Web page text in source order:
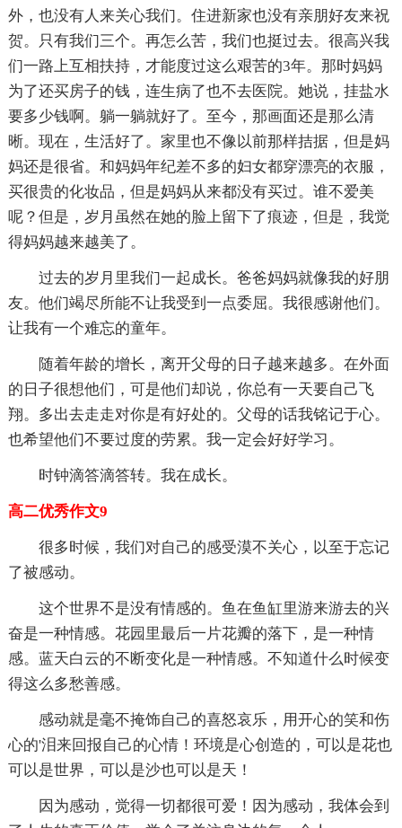
外，也没有人来关心我们。住进新家也没有亲朋好友来祝
贺。只有我们三个。再怎么苦，我们也挺过去。很高兴我
们一路上互相扶持，才能度过这么艰苦的3年。那时妈妈
为了还买房子的钱，连生病了也不去医院。她说，挂盐水
要多少钱啊。躺一躺就好了。至今，那画面还是那么清
晰。现在，生活好了。家里也不像以前那样拮据，但是妈
妈还是很省。和妈妈年纪差不多的妇女都穿漂亮的衣服，
买很贵的化妆品，但是妈妈从来都没有买过。谁不爱美
呢？但是，岁月虽然在她的脸上留下了痕迹，但是，我觉
得妈妈越来越美了。
过去的岁月里我们一起成长。爸爸妈妈就像我的好朋
友。他们竭尽所能不让我受到一点委屈。我很感谢他们。
让我有一个难忘的童年。
随着年龄的增长，离开父母的日子越来越多。在外面
的日子很想他们，可是他们却说，你总有一天要自己飞
翔。多出去走走对你是有好处的。父母的话我铭记于心。
也希望他们不要过度的劳累。我一定会好好学习。
时钟滴答滴答转。我在成长。
高二优秀作文9
很多时候，我们对自己的感受漠不关心，以至于忘记
了被感动。
这个世界不是没有情感的。鱼在鱼缸里游来游去的兴
奋是一种情感。花园里最后一片花瓣的落下，是一种情
感。蓝天白云的不断变化是一种情感。不知道什么时候变
得这么多愁善感。
感动就是毫不掩饰自己的喜怒哀乐，用开心的笑和伤
心的'泪来回报自己的心情！环境是心创造的，可以是花也
可以是世界，可以是沙也可以是天！
因为感动，觉得一切都很可爱！因为感动，我体会到